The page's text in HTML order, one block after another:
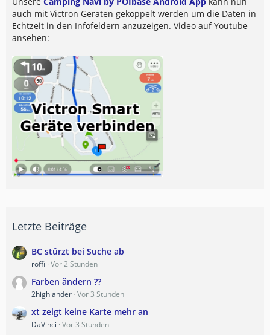
auch mit Victron Geräten gekoppelt werden um die Daten in
Echtzeit in den Infofeldern anzuzeigen. Video auf Youtube
ansehen:
Letzte Beiträge
BC stürzt bei Suche ab
roffi Vor 2 Stunden
Farben ändern ??
2highlander Vor 3 Stunden
xt zeigt keine Karte mehr an
DaVinci Vor 3 Stunden